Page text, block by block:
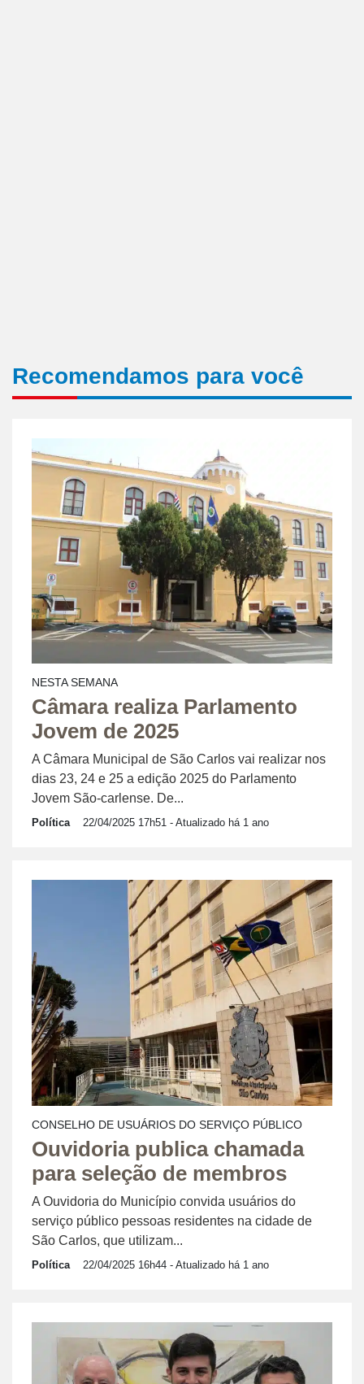
Recomendamos para você
NESTA SEMANA
Câmara realiza Parlamento
Jovem de 2025
A Câmara Municipal de São Carlos vai realizar nos
dias 23, 24 e 25 a edição 2025 do Parlamento
Jovem São-carlense. De...
Política 22/04/2025 17h51 - Atualizado há 1 ano
CONSELHO DE USUÁRIOS DO SERVIÇO PÚBLICO
Ouvidoria publica chamada
para seleção de membros
A Ouvidoria do Município convida usuários do
serviço público pessoas residentes na cidade de
São Carlos, que utilizam...
Política 22/04/2025 16h44 - Atualizado há 1 ano